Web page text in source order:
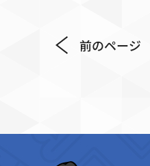
前のページ